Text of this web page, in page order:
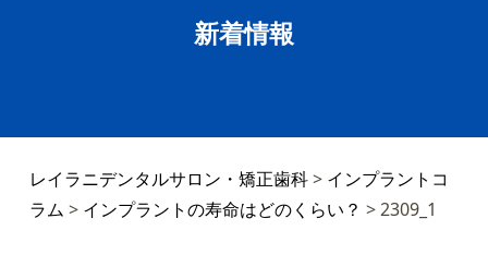
新着情報
レイラニデンタルサロン・矯正歯科> インプラントコ
ラム > インプラントの寿命はどのくらい？ >2309_1